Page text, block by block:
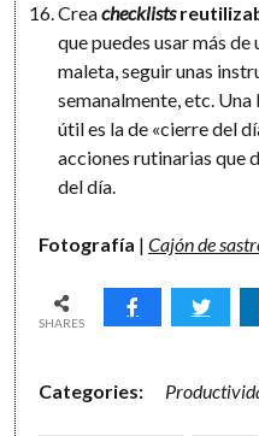
Creachecklists
que puedes usar más
maleta, seguir unas
semanalmente, etc.
útil es la de «cierre del
acciones rutinarias que
del día.
Fotografía |Cajón de
SHARES
Categories: